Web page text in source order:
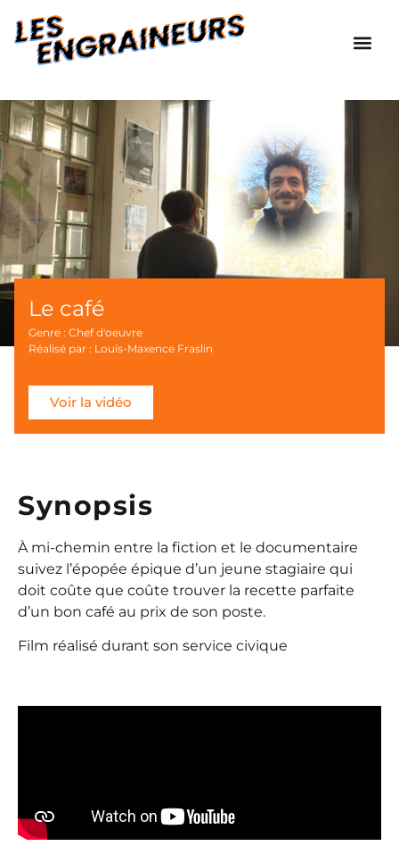
Le café
Genre : Chef d'oeuvre
Réalisé par : Louis-Maxence Fraslin
Voir la vidéo
Synopsis
À mi-chemin entre la fiction et le documentaire
suivez l’épopée épique d’un jeune stagiaire qui
doit coûte que coûte trouver la recette parfaite
d’un bon café au prix de son poste.
Film réalisé durant son service civique